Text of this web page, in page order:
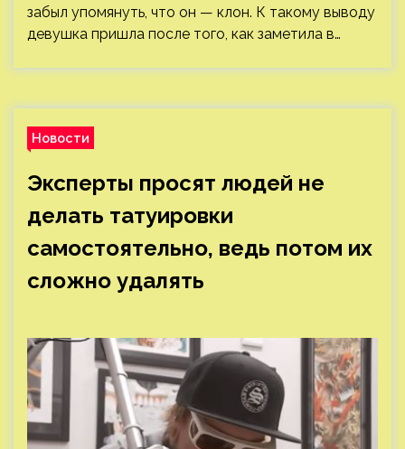
забыл упомянуть, что он — клон. К такому выводу
девушка пришла после того, как заметила в…
Новости
Эксперты просят людей не
делать татуировки
самостоятельно, ведь потом их
сложно удалять